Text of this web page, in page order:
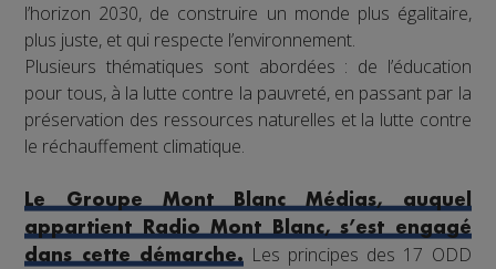
l’horizon 2030, de construire un monde plus égalitaire,
plus juste, et qui respecte l’environnement.
Plusieurs thématiques sont abordées : de l’éducation
pour tous, à la lutte contre la pauvreté, en passant par la
préservation des ressources naturelles et la lutte contre
le réchauffement climatique.
Le Groupe Mont Blanc Médias, auquel
appartient Radio Mont Blanc, s’est engagé
dans cette démarche.Les principes des 17 ODD